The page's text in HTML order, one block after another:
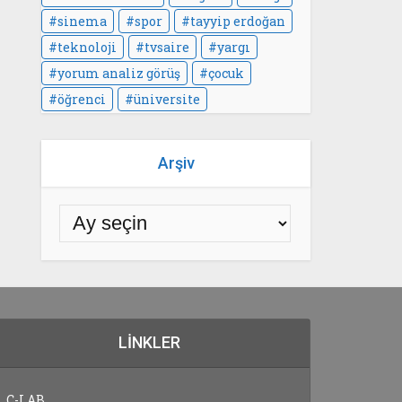
sinema
spor
tayyip erdoğan
teknoloji
tvsaire
yargı
yorum analiz görüş
çocuk
öğrenci
üniversite
Arşiv
LINKLER